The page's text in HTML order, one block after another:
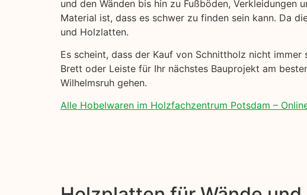
und den Wänden bis hin zu Fußböden,
Material ist, dass es schwer zu finden sein kann. Da
und Holzlatten.
Es scheint, dass der Kauf von Schnittholz nicht
Brett oder Leiste für Ihr nächstes Bauprojekt am
Wilhelmsruh gehen.
Alle Hobelwaren im Holzfachzentrum Potsdam –